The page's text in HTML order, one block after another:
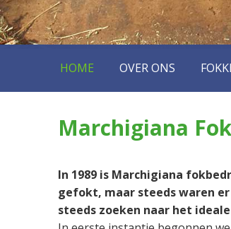
HOME OVER ONS
Marchigiana
In 1989 is Marchigiana
gefokt, maar steeds waren
steeds zoeken naar het